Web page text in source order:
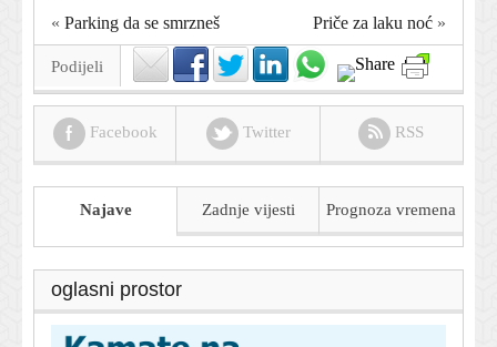
« Parking da se smrzneš Priče za laku noć »
Podijeli
Facebook Twitter RSS
Najave Zadnje vijesti Prognoza vremena
oglasni prostor